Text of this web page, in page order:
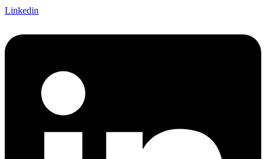
Linkedin